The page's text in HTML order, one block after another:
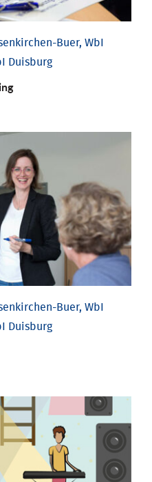
Buer, WbI
Duisburg
Buer, WbI
Duisburg